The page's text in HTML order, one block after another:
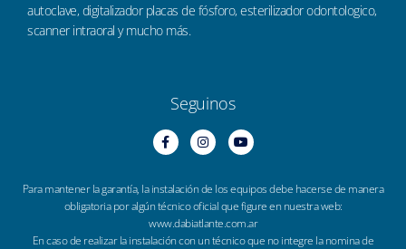
autoclave, digitalizador placas de fósforo, esterilizador odontologico,
scanner intraoral y mucho más.
Seguinos
Para mantener la garantía, la instalación de los equipos debe hacerse de manera
obligatoria por algún técnico oficial que figure en nuestra web:
www.dabiatlante.com.ar
En caso de realizar la instalación con un técnico que no integre la nomina de